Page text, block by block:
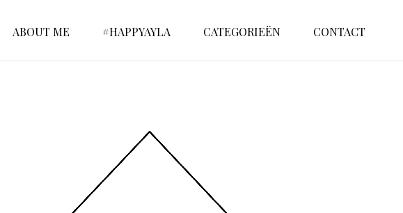
ABOUT ME #HAPPYAYLA CATEGORIEËN CONTACT